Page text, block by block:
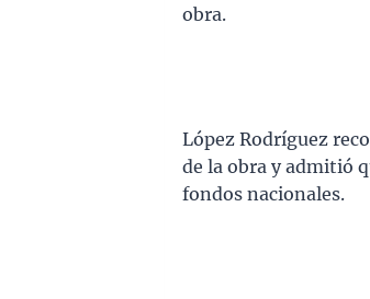
obra.
López Rodríguez
de la obra y admitió
fondos nacionales.